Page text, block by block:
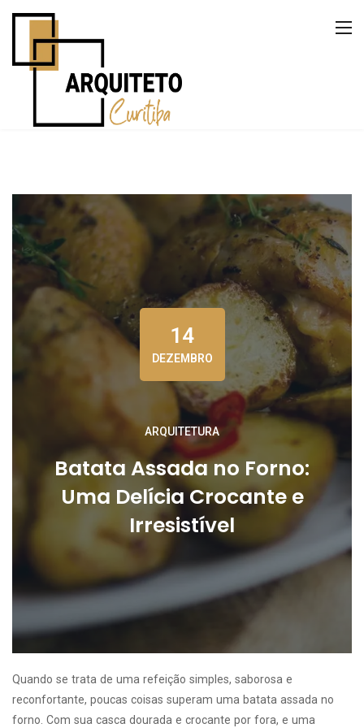
14
DEZEMBRO
ARQUITETURA
Batata Assada no Forno:
Uma Delícia Crocante e
Irresistível
Quando se trata de uma refeição simples, saborosa e
reconfortante, poucas coisas superam uma batata assada no
forno. Com sua casca dourada e crocante por fora, e uma